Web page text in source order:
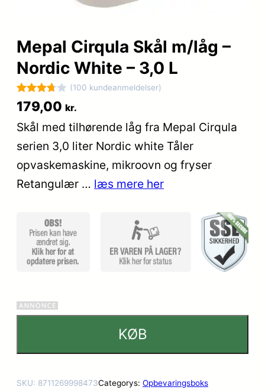
Mepal Cirqula Skål m/låg –
Nordic White – 3,0 L
Bedømt
3.7ud
af 5
100
kundebed
(100 kundeanmeldelser)
179,00 kr.
Skål med tilhørende låg fra Mepal Cirqula
serien 3,0 liter Nordic white Tåler
opvaskemaskine, mikroovn og fryser
Retangulær … læs mere her
KØB
SKU: 8711269998473Categorys: Opbevaringsboks